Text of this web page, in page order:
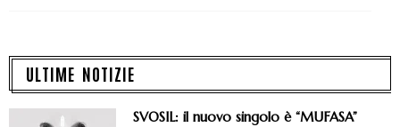
ULTIME NOTIZIE
SVOSIL: il nuovo singolo è “MUFASA”